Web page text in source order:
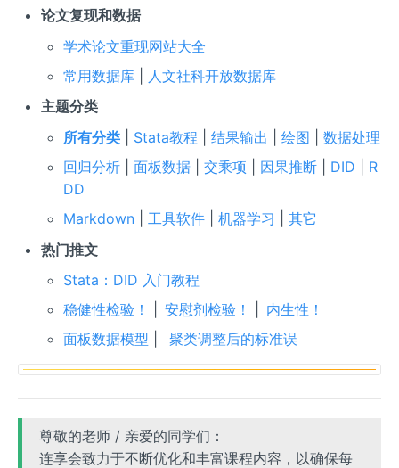
论文复现和数据
学术论文重现网站大全
常用数据库
人文社科开放数据库
主题分类
所有分类
Stata教程 |结果输出 |绘图 |数据处理
回归分析 |面板数据 |交乘项 因果推断 DID
R
DD
Markdown |工具软件 |机器学习 |其它
热门推文
Stata：DID 入门教程
稳健性检验！
|安慰剂检验！
内生性！
面板数据模型 |聚类调整后的标准误
尊敬的老师 / 亲爱的同学们：
连享会致力于不断优化和丰富课程内容，以确保每